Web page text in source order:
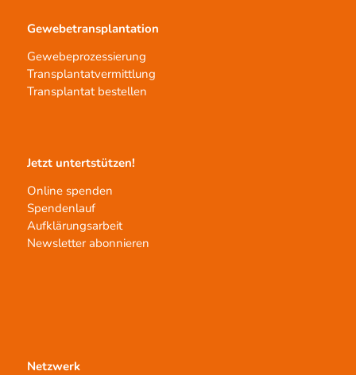
Gewebetransplantation
Gewebeprozessierung
Transplantatvermittlung
Transplantat bestellen
Jetzt untertstützen!
Online spenden
Spendenlauf
Aufklärungsarbeit
Newsletter abonnieren
Netzwerk